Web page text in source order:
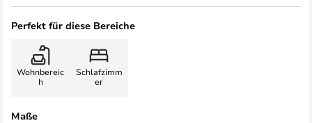
Perfekt für diese Bereiche
Wohnbereic
h
Schlafzimm
er
Maße